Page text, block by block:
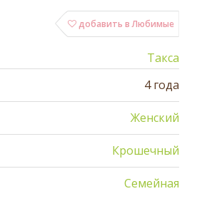
добавить в Любимые
Такса
4 года
Женский
Крошечный
Семейная